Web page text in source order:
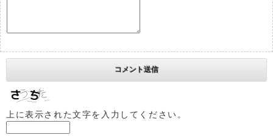
上に表示された文字を入力してください。